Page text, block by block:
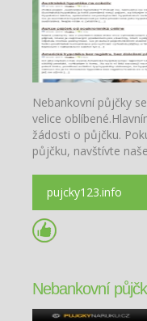
Nebankovní půjčky
velice
žádosti o půjčku.
půjčku, navštívte
pujcky123.info
Nebankovní